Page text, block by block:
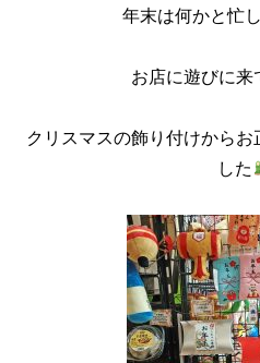
年末は何かと忙
お店に遊びに来
クリスマスの飾り付けから
した